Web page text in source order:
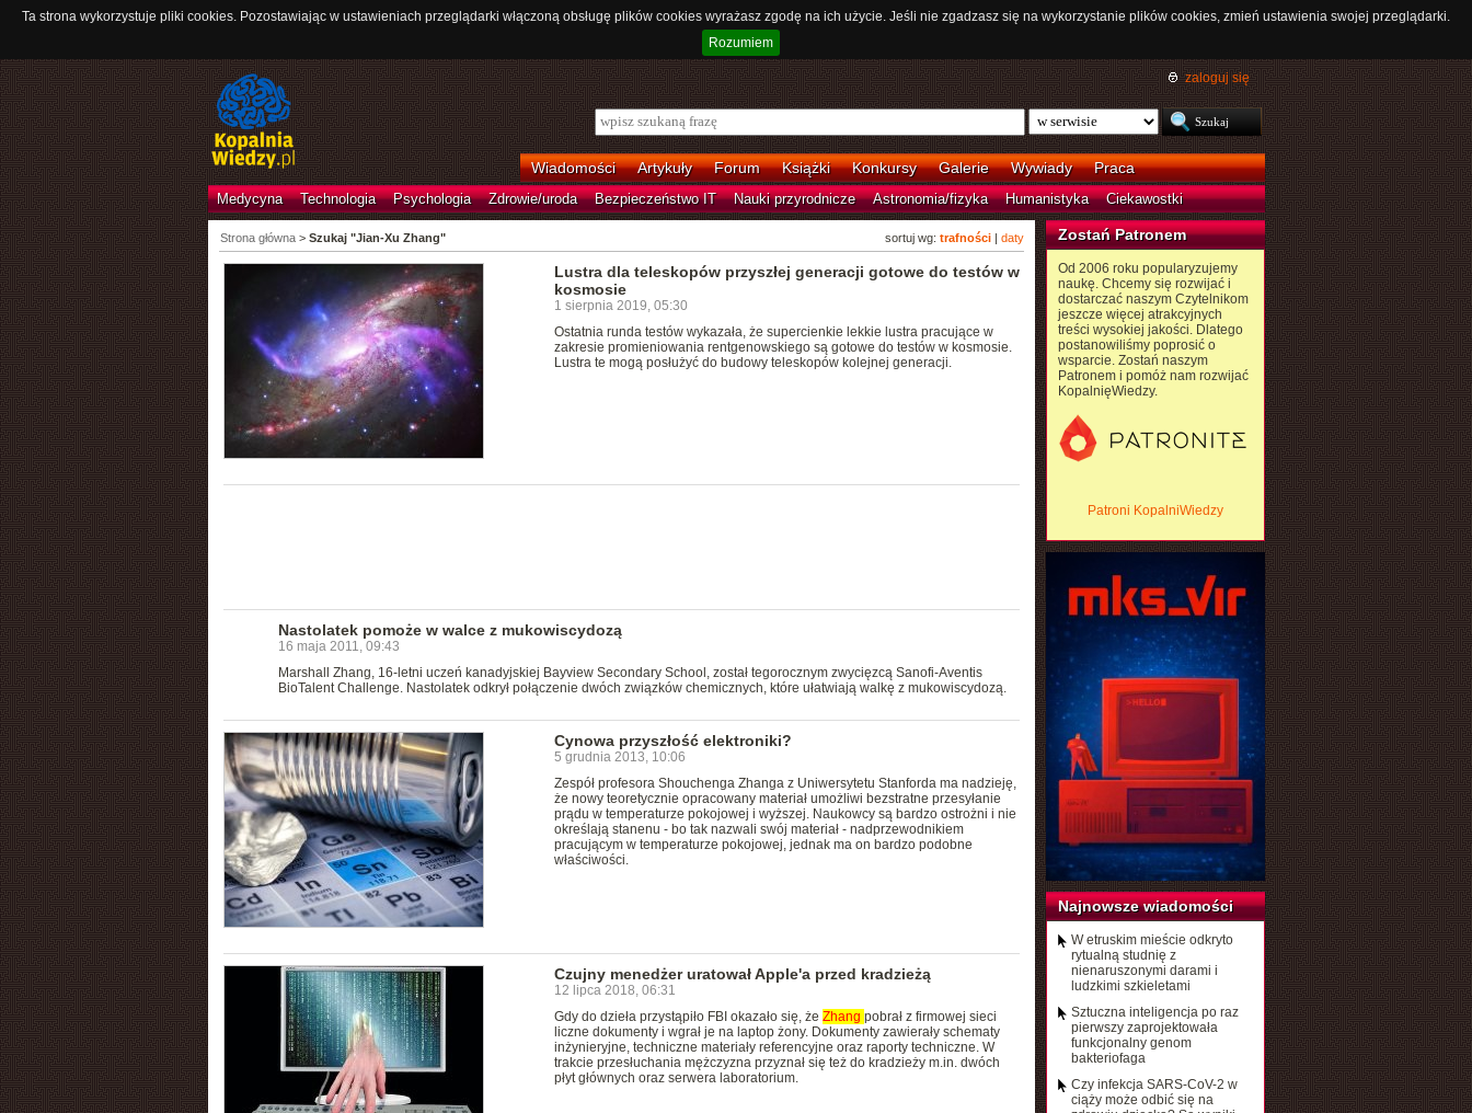
Ta strona wykorzystuje pliki cookies. Pozostawiając w ustawieniach przeglądarki włączoną obsługę plików cookies wyrażasz zgodę na ich użycie. Jeśli nie zgadzasz się na wykorzystanie plików cookies, zmień ustawienia swojej przeglądarki.
Rozumiem
zaloguj się
Wiadomości Artykuły Forum Książki Konkursy Galerie Wywiady Praca
Medycyna Technologia Psychologia Zdrowie/uroda Bezpieczeństwo IT Nauki przyrodnicze Astronomia/fizyka Humanistyka Ciekawostki
sortuj wg: trafności| daty
Strona główna> Szukaj "Jian-Xu Zhang"
Lustra dla teleskopów przyszłej generacji gotowe do testów w
kosmosie
1 sierpnia 2019, 05:30
Ostatnia runda testów wykazała, że supercienkie lekkie lustra pracujące w
zakresie promieniowania rentgenowskiego są gotowe do testów w kosmosie.
Lustra te mogą posłużyć do budowy teleskopów kolejnej generacji.
Nastolatek pomoże w walce z mukowiscydozą
16 maja 2011, 09:43
Marshall Zhang, 16-letni uczeń kanadyjskiej Bayview Secondary School, został tegorocznym zwycięzcą Sanofi-Aventis
BioTalent Challenge. Nastolatek odkrył połączenie dwóch związków chemicznych, które ułatwiają walkę z mukowiscydozą.
Cynowa przyszłość elektroniki?
5 grudnia 2013, 10:06
Zespół profesora Shouchenga Zhanga z Uniwersytetu Stanforda ma nadzieję,
że nowy teoretycznie opracowany materiał umożliwi bezstratne przesyłanie
prądu w temperaturze pokojowej i wyższej. Naukowcy są bardzo ostrożni i nie
określają stanenu - bo tak nazwali swój materiał - nadprzewodnikiem
pracującym w temperaturze pokojowej, jednak ma on bardzo podobne
właściwości.
Czujny menedżer uratował Apple'a przed kradzieżą
12 lipca 2018, 06:31
Gdy do dzieła przystąpiło FBI okazało się, że Zhang pobrał z firmowej sieci
liczne dokumenty i wgrał je na laptop żony. Dokumenty zawierały schematy
inżynieryjne, techniczne materiały referencyjne oraz raporty techniczne. W
trakcie przesłuchania mężczyzna przyznał się też do kradzieży m.in. dwóch
płyt głównych oraz serwera laboratorium.
Zostań Patronem
Od 2006 roku popularyzujemy
naukę. Chcemy się rozwijać i
dostarczać naszym Czytelnikom
jeszcze więcej atrakcyjnych
treści wysokiej jakości. Dlatego
postanowiliśmy poprosić o
wsparcie. Zostań naszym
Patronem i pomóż nam rozwijać
KopalnięWiedzy.
Patroni KopalniWiedzy
Najnowsze wiadomości
W etruskim mieście odkryto
rytualną studnię z
nienaruszonymi darami i
ludzkimi szkieletami
Sztuczna inteligencja po raz
pierwszy zaprojektowała
funkcjonalny genom
bakteriofaga
Czy infekcja SARS-CoV-2 w
ciąży może odbić się na